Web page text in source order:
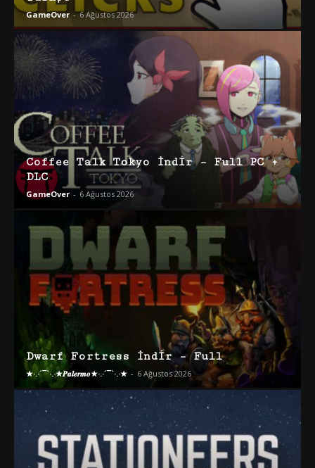
GameOver - 6 Ağustos 2026
Coffee Talk Tokyo İndir – Full PC +
DLC
GameOver - 6 Ağustos 2026
Dwarf Fortress İndir – Full
★·.·´¯`·.·★𝑷𝒂𝒍𝒆𝒓𝒎𝒐★·.·´¯`·.·★ - 6 Ağustos 2026